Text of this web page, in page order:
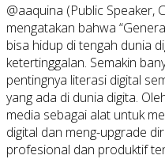
@aaquina (Public
mengatakan bahwa
bisa hidup di tengah dunia
ketertinggalan. Semakin
pentingnya literasi digital
yang ada di dunia digita.
media sebagai alat untuk
digital dan meng-upgrade
profesional dan produktif